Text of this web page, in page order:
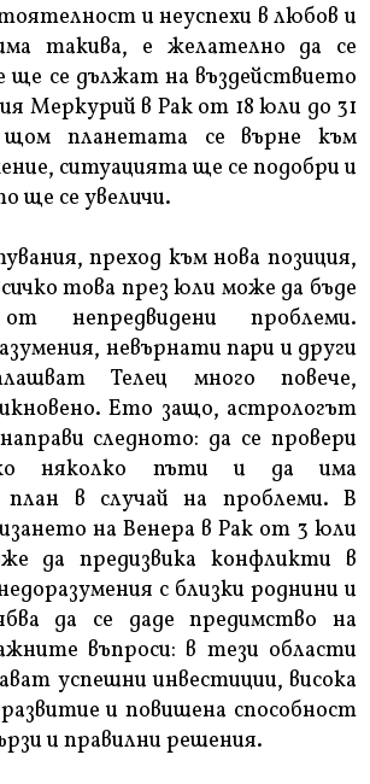
и неуспехи в любов и
такива, е желателно да се
се дължат на въздействието
Меркурий в Рак от 18 юли до 31
щом планетата се върне към
ситуацията ще се подобри и
ще се увеличи.
преход към нова позиция,
това през юли може да бъде
непредвидени проблеми.
невърнати пари и други
Телец много повече,
Ето защо, астрологът
следното: да се провери
няколко пъти и да има
план в случай на проблеми. В
на Венера в Рак от 3 юли
да предизвика конфликти в
с близки роднини и
да се даде предимство на
въпроси: в тези области
успешни инвестиции, висока
и повишена способност
и правилни решения.